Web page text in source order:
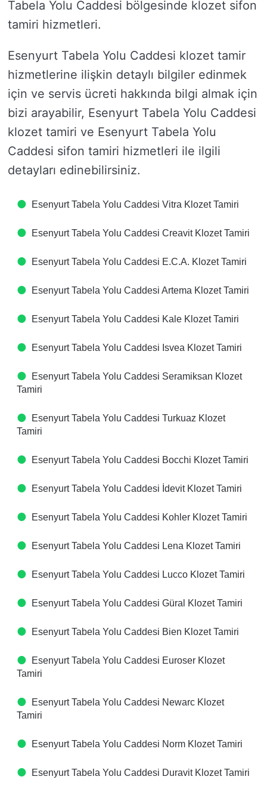
Tabela Yolu Caddesi bölgesinde klozet sifon
tamiri hizmetleri.
Esenyurt Tabela Yolu Caddesi klozet tamir
hizmetlerine ilişkin detaylı bilgiler edinmek
için ve servis ücreti hakkında bilgi almak için
bizi arayabilir, Esenyurt Tabela Yolu Caddesi
klozet tamiri ve Esenyurt Tabela Yolu
Caddesi sifon tamiri hizmetleri ile ilgili
detayları edinebilirsiniz.
Esenyurt Tabela Yolu Caddesi Vitra Klozet Tamiri
Esenyurt Tabela Yolu Caddesi Creavit Klozet Tamiri
Esenyurt Tabela Yolu Caddesi E.C.A. Klozet Tamiri
Esenyurt Tabela Yolu Caddesi Artema Klozet Tamiri
Esenyurt Tabela Yolu Caddesi Kale Klozet Tamiri
Esenyurt Tabela Yolu Caddesi Isvea Klozet Tamiri
Esenyurt Tabela Yolu Caddesi Seramiksan Klozet
Tamiri
Esenyurt Tabela Yolu Caddesi Turkuaz Klozet
Tamiri
Esenyurt Tabela Yolu Caddesi Bocchi Klozet Tamiri
Esenyurt Tabela Yolu Caddesi İdevit Klozet Tamiri
Esenyurt Tabela Yolu Caddesi Kohler Klozet Tamiri
Esenyurt Tabela Yolu Caddesi Lena Klozet Tamiri
Esenyurt Tabela Yolu Caddesi Lucco Klozet Tamiri
Esenyurt Tabela Yolu Caddesi Güral Klozet Tamiri
Esenyurt Tabela Yolu Caddesi Bien Klozet Tamiri
Esenyurt Tabela Yolu Caddesi Euroser Klozet
Tamiri
Esenyurt Tabela Yolu Caddesi Newarc Klozet
Tamiri
Esenyurt Tabela Yolu Caddesi Norm Klozet Tamiri
Esenyurt Tabela Yolu Caddesi Duravit Klozet Tamiri